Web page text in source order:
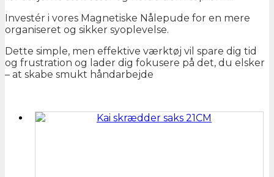
Investér i vores Magnetiske Nålepude for en mere
organiseret og sikker syoplevelse.
Dette simple, men effektive værktøj vil spare dig tid
og frustration og lader dig fokusere på det, du elsker
– at skabe smukt håndarbejde